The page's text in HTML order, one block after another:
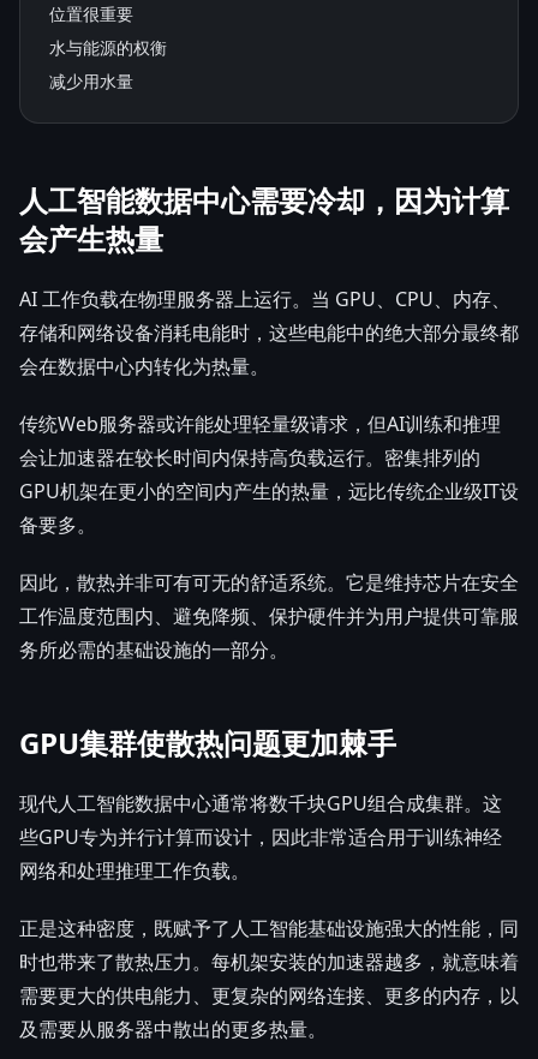
位置很重要
水与能源的权衡
减少用水量
人工智能数据中心需要冷却，因为计算
会产生热量
AI 工作负载在物理服务器上运行。当 GPU、CPU、内存、
存储和网络设备消耗电能时，这些电能中的绝大部分最终都
会在数据中心内转化为热量。
传统Web服务器或许能处理轻量级请求，但AI训练和推理
会让加速器在较长时间内保持高负载运行。密集排列的
GPU机架在更小的空间内产生的热量，远比传统企业级IT设
备要多。
因此，散热并非可有可无的舒适系统。它是维持芯片在安全
工作温度范围内、避免降频、保护硬件并为用户提供可靠服
务所必需的基础设施的一部分。
GPU集群使散热问题更加棘手
现代人工智能数据中心通常将数千块GPU组合成集群。这
些GPU专为并行计算而设计，因此非常适合用于训练神经
网络和处理推理工作负载。
正是这种密度，既赋予了人工智能基础设施强大的性能，同
时也带来了散热压力。每机架安装的加速器越多，就意味着
需要更大的供电能力、更复杂的网络连接、更多的内存，以
及需要从服务器中散出的更多热量。